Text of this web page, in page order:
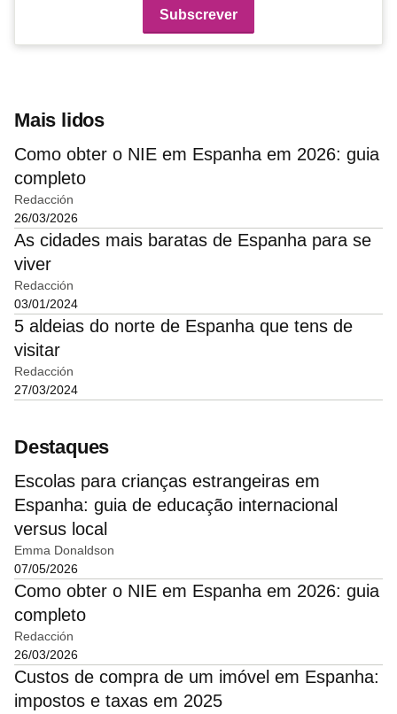
Mais lidos
Como obter o NIE em Espanha em 2026: guia
completo
Redacción
26/03/2026
As cidades mais baratas de Espanha para se
viver
Redacción
03/01/2024
5 aldeias do norte de Espanha que tens de
visitar
Redacción
27/03/2024
Destaques
Escolas para crianças estrangeiras em
Espanha: guia de educação internacional
versus local
Emma Donaldson
07/05/2026
Como obter o NIE em Espanha em 2026: guia
completo
Redacción
26/03/2026
Custos de compra de um imóvel em Espanha:
impostos e taxas em 2025